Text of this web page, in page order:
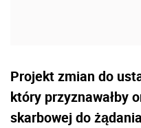
Projekt zmian do
który przyznawałby
skarbowej do